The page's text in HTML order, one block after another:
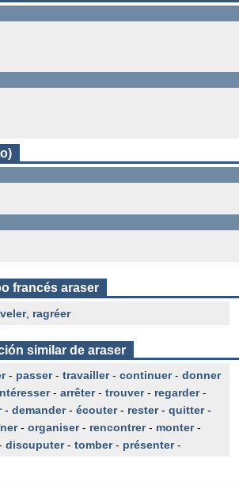
francés araser
, ragréer
similar de araser
- passer- travailler- continuer- donner
- arrêter- trouver- regarder-
- demander- écouter- rester- quitter-
- organiser- rencontrer- monter-
discuputer- tomber- présenter-